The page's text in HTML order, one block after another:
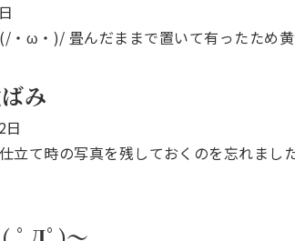
ω・)/ 畳んだままで置いて有ったため黄
み
日
立て時の写真を残しておくのを忘れま